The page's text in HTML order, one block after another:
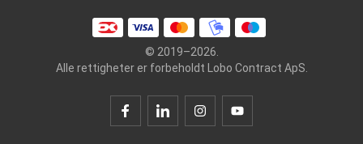
© 2019–2026.
Alle rettigheter er forbeholdt Lobo Contract ApS.